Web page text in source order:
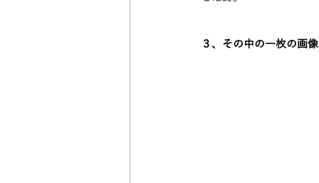
３、その中の一枚の画